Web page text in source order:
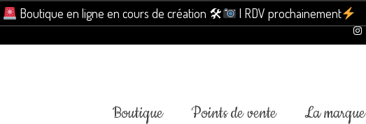
Boutique en ligne en cours de création 🛠 | RDV prochainement
Boutique Points de vente La marque